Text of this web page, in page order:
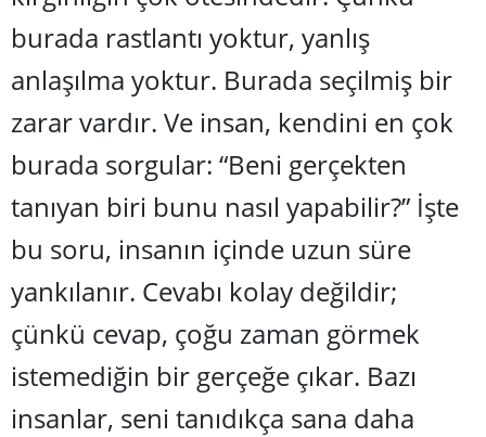
Samsun
Siirt
Sinop
Sivas
Tekirdağ
Tokat
Trabzon
Tunceli
Şanlıurfa
burada rastlantı yoktur, yanlış
anlaşılma yoktur. Burada seçilmiş bir
zarar vardır. Ve insan, kendini en çok
burada sorgular: “Beni gerçekten
tanıyan biri bunu nasıl yapabilir?” İşte
bu soru, insanın içinde uzun süre
yankılanır. Cevabı kolay değildir;
çünkü cevap, çoğu zaman görmek
istemediğin bir gerçeğe çıkar. Bazı
insanlar, seni tanıdıkça sana daha